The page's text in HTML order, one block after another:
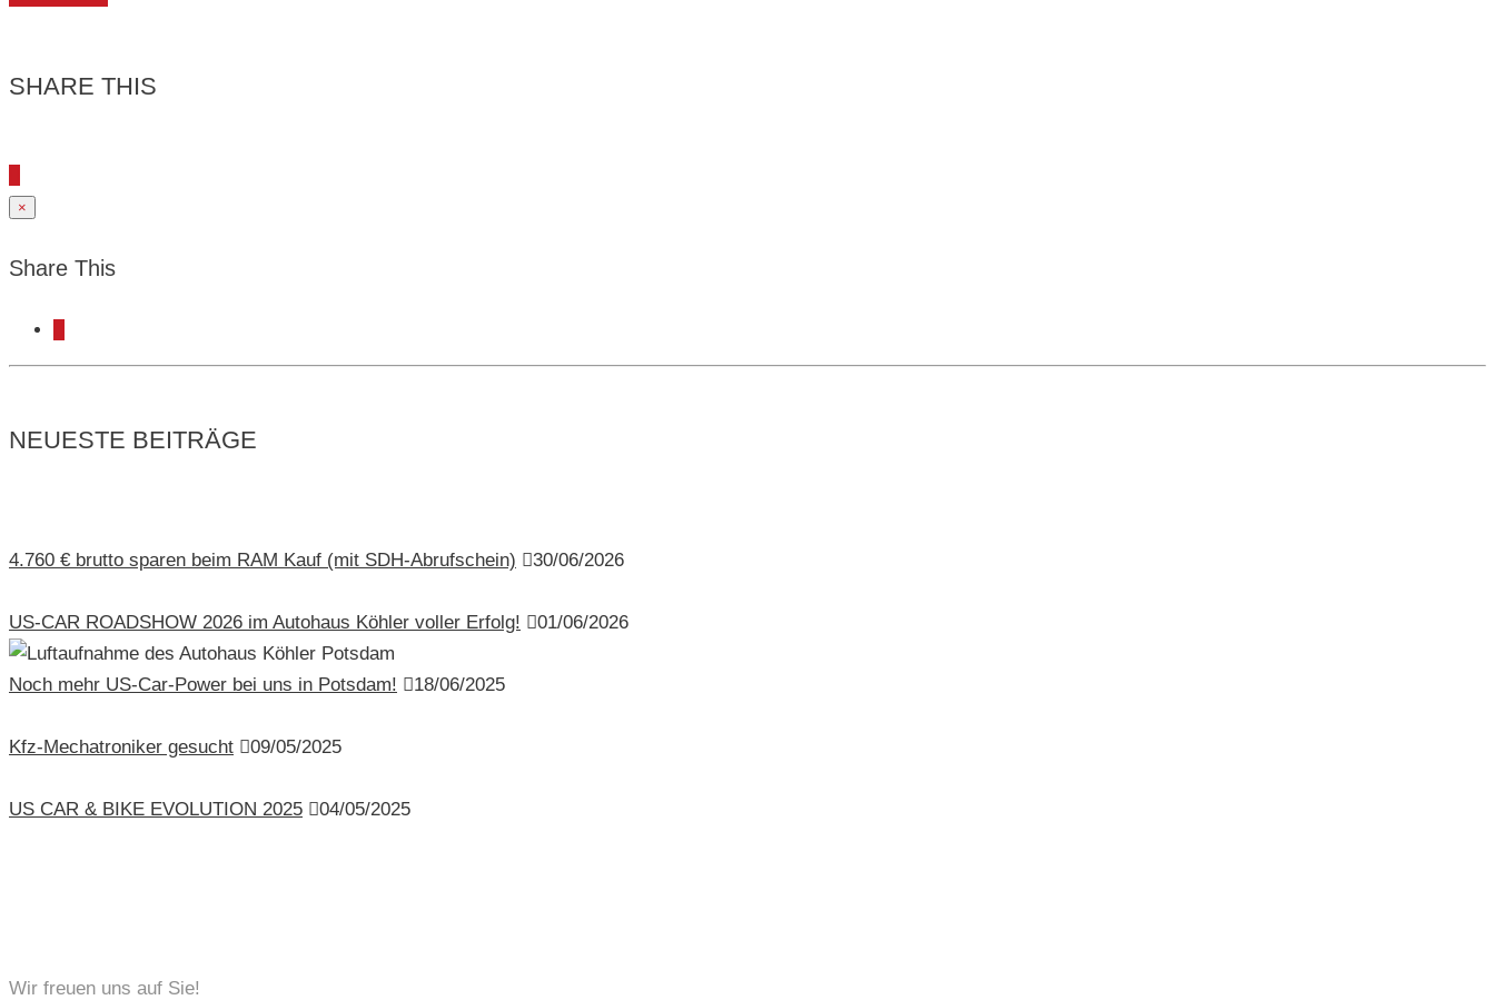
SHARE THIS
×
Share This
NEUESTE BEITRÄGE
4.760 € brutto sparen beim RAM Kauf (mit SDH-Abrufschein) 30/06/2026
US-CAR ROADSHOW 2026 im Autohaus Köhler voller Erfolg! 01/06/2026
Noch mehr US-Car-Power bei uns in Potsdam! 18/06/2025
Kfz-Mechatroniker gesucht 09/05/2025
US CAR & BIKE EVOLUTION 2025 04/05/2025
Wir freuen uns auf Sie!